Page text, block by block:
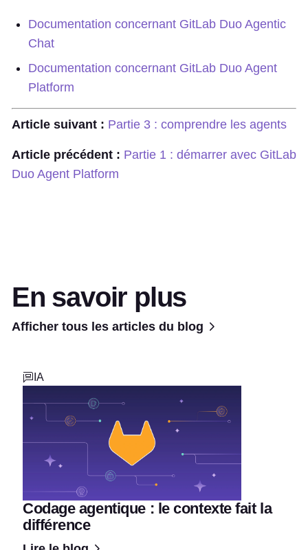
Documentation concernant GitLab Duo Agentic
Chat
Documentation concernant GitLab Duo Agent
Platform
Article suivant : Partie 3 : comprendre les agents
Article précédent : Partie 1 : démarrer avec GitLab
Duo Agent Platform
En savoir plus
Afficher tous les articles du blog
IA
Codage agentique : le contexte fait la
différence